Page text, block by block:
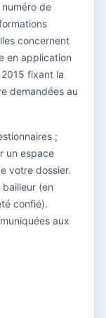
de
concernent
en application
fixant la
demandées au
;
un espace
votre dossier.
(en
confié).
aux